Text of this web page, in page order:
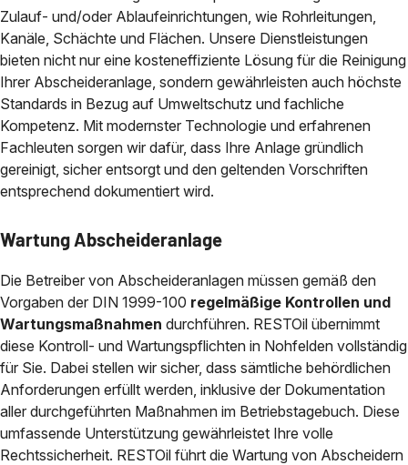
Zulauf- und/oder Ablaufeinrichtungen, wie Rohrleitungen,
Kanäle, Schächte und Flächen. Unsere Dienstleistungen
bieten nicht nur eine kosteneffiziente Lösung für die Reinigung
Ihrer Abscheideranlage, sondern gewährleisten auch höchste
Standards in Bezug auf Umweltschutz und fachliche
Kompetenz. Mit modernster Technologie und erfahrenen
Fachleuten sorgen wir dafür, dass Ihre Anlage gründlich
gereinigt, sicher entsorgt und den geltenden Vorschriften
entsprechend dokumentiert wird.
Wartung Abscheideranlage
Die Betreiber von Abscheideranlagen müssen gemäß den
Vorgaben der DIN 1999-100 regelmäßige Kontrollen und
Wartungsmaßnahmen durchführen. RESTOil übernimmt
diese Kontroll- und Wartungspflichten in Nohfelden vollständig
für Sie. Dabei stellen wir sicher, dass sämtliche behördlichen
Anforderungen erfüllt werden, inklusive der Dokumentation
aller durchgeführten Maßnahmen im Betriebstagebuch. Diese
umfassende Unterstützung gewährleistet Ihre volle
Rechtssicherheit. RESTOil führt die Wartung von Abscheidern